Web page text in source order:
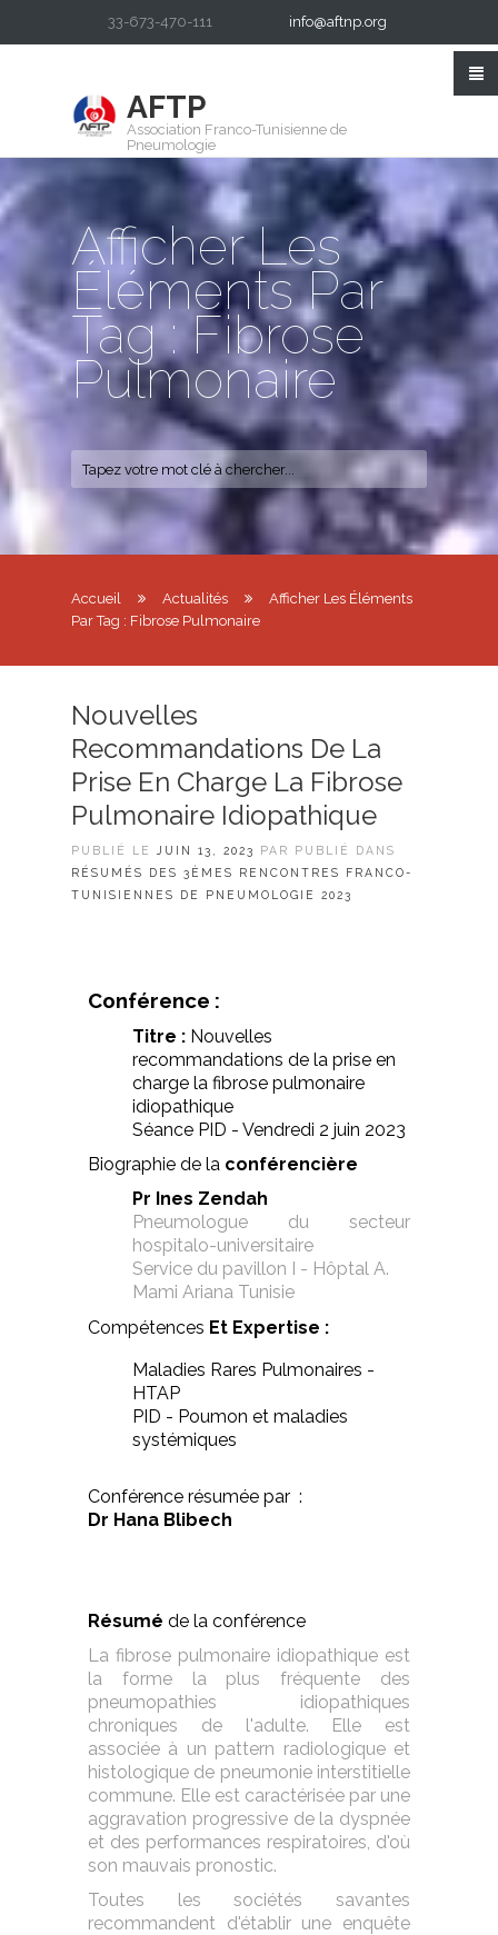
33-673-470-111 info@aftnp.org
AFTP
Association Franco-Tunisienne de
Pneumologie
Afficher Les
Éléments Par
Tag : Fibrose
Pulmonaire
Accueil Actualités
Afficher Les Éléments
Par Tag : Fibrose Pulmonaire
Nouvelles
Recommandations De La
Prise En Charge La Fibrose
Pulmonaire Idiopathique
PUBLIÉ LE JUIN 13, 2023
PAR PUBLIÉ DANS
RÉSUMÉS DES 3ÈMES RENCONTRES FRANCO-
TUNISIENNES DE PNEUMOLOGIE 2023
Conférence :
Titre : Nouvelles
recommandations de la prise en
charge la fibrose pulmonaire
idiopathique
Séance PID - Vendredi 2 juin 2023
Biographie de la conférencière
Pr Ines Zendah
Pneumologue du secteur
hospitalo-universitaire
Service du pavillon I - Hôptal A.
Mami Ariana Tunisie
Compétences Et Expertise :
Maladies Rares Pulmonaires -
HTAP
PID - Poumon et maladies
systémiques
Conférence résumée par :
Dr Hana Blibech
Résumé de la conférence
La fibrose pulmonaire idiopathique est
la forme la plus fréquente des
pneumopathies idiopathiques
chroniques de l'adulte. Elle est
associée à un pattern radiologique et
histologique de pneumonie interstitielle
commune. Elle est caractérisée par une
aggravation progressive de la dyspnée
et des performances respiratoires, d'où
son mauvais pronostic.
Toutes les sociétés savantes
recommandent d'établir une enquête